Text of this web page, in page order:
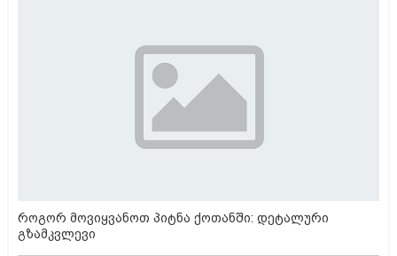
როგორ მოვიყვანოთ პიტნა ქოთანში: დეტალური
გზამკვლევი